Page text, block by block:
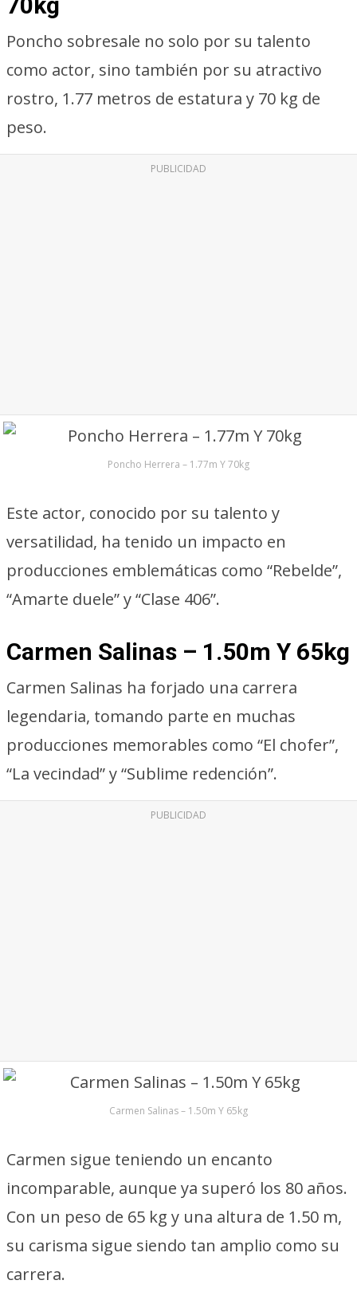
Poncho sobresale no solo por su talento
como actor, sino también por su atractivo
rostro, 1.77 metros de estatura y 70 kg de
peso.
PUBLICIDAD
Poncho Herrera – 1.77m Y 70kg
Este actor, conocido por su talento y
versatilidad, ha tenido un impacto en
producciones emblemáticas como “Rebelde”,
“Amarte duele” y “Clase 406”.
Carmen Salinas – 1.50m Y 65kg
Carmen Salinas ha forjado una carrera
legendaria, tomando parte en muchas
producciones memorables como “El chofer”,
“La vecindad” y “Sublime redención”.
PUBLICIDAD
Carmen Salinas – 1.50m Y 65kg
Carmen sigue teniendo un encanto
incomparable, aunque ya superó los 80 años.
Con un peso de 65 kg y una altura de 1.50 m,
su carisma sigue siendo tan amplio como su
carrera.